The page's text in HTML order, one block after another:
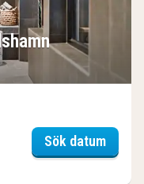
Sök datumBest